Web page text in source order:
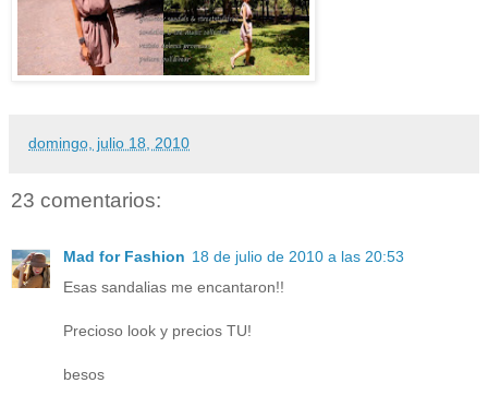
domingo, julio 18, 2010
23 comentarios:
Mad for Fashion 18 de julio de 2010 a las 20:53
Esas sandalias me encantaron!!
Precioso look y precios TU!
besos